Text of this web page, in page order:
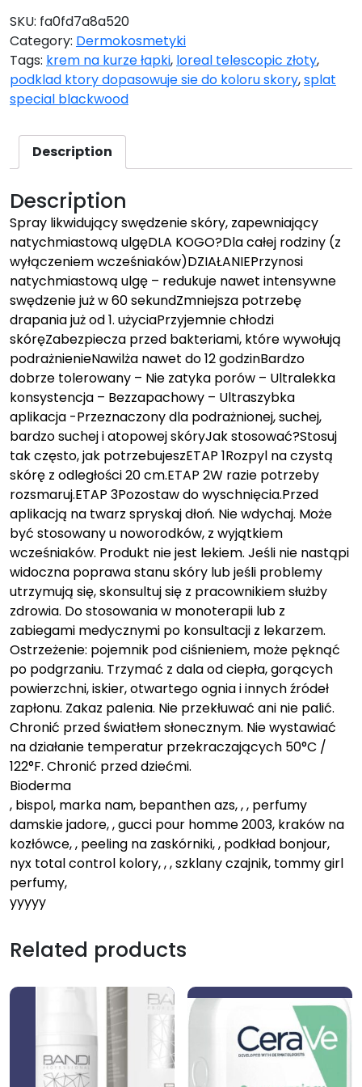
SKU: fa0fd7a8a520
Category: Dermokosmetyki
Tags: krem na kurze łapki, loreal telescopic złoty,
podklad ktory dopasowuje sie do koloru skory,splat
special blackwood
Description
Description
Spray likwidujący swędzenie skóry, zapewniający
natychmiastową ulgęDLA KOGO?Dla całej rodziny (z
wyłączeniem wcześniaków)DZIAŁANIEPrzynosi
natychmiastową ulgę – redukuje nawet intensywne
swędzenie już w 60 sekundZmniejsza potrzebę
drapania już od 1. użyciaPrzyjemnie chłodzi
skóręZabezpiecza przed bakteriami, które wywołują
podrażnienieNawilża nawet do 12 godzinBardzo
dobrze tolerowany – Nie zatyka porów – Ultralekka
konsystencja – Bezzapachowy – Ultraszybka
aplikacja -Przeznaczony dla podrażnionej, suchej,
bardzo suchej i atopowej skóryJak stosować?Stosuj
tak często, jak potrzebujeszETAP 1Rozpyl na czystą
skórę z odległości 20 cm.ETAP 2W razie potrzeby
rozsmaruj.ETAP 3Pozostaw do wyschnięcia.Przed
aplikacją na twarz spryskaj dłoń. Nie wdychaj. Może
być stosowany u noworodków, z wyjątkiem
wcześniaków. Produkt nie jest lekiem. Jeśli nie nastąpi
widoczna poprawa stanu skóry lub jeśli problemy
utrzymują się, skonsultuj się z pracownikiem służby
zdrowia. Do stosowania w monoterapii lub z
zabiegami medycznymi po konsultacji z lekarzem.
Ostrzeżenie: pojemnik pod ciśnieniem, może pęknąć
po podgrzaniu. Trzymać z dala od ciepła, gorących
powierzchni, iskier, otwartego ognia i innych źródeł
zapłonu. Zakaz palenia. Nie przekłuwać ani nie palić.
Chronić przed światłem słonecznym. Nie wystawiać
na działanie temperatur przekraczających 50°C /
122°F. Chronić przed dziećmi.
Bioderma
, bispol, marka nam, bepanthen azs, , , perfumy
damskie jadore, , gucci pour homme 2003, kraków na
kozłówce, , peeling na zaskórniki, , podkład bonjour,
nyx total control kolory, , , szklany czajnik, tommy girl
perfumy,
yyyyy
Related products